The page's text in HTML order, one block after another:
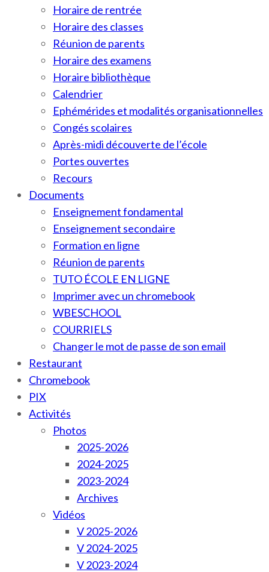
Horaire de rentrée
Horaire des classes
Réunion de parents
Horaire des examens
Horaire bibliothèque
Calendrier
Ephémérides et modalités organisationnelles
Congés scolaires
Après-midi découverte de l’école
Portes ouvertes
Recours
Documents
Enseignement fondamental
Enseignement secondaire
Formation en ligne
Réunion de parents
TUTO ÉCOLE EN LIGNE
Imprimer avec un chromebook
WBESCHOOL
COURRIELS
Changer le mot de passe de son email
Restaurant
Chromebook
PIX
Activités
Photos
2025-2026
2024-2025
2023-2024
Archives
Vidéos
V 2025-2026
V 2024-2025
V 2023-2024